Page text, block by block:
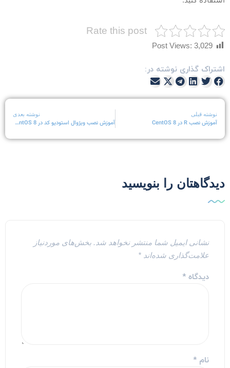
Rate this post
Post Views: 3,029
گذاری نوشته در:
نوشته قبلی
آموزش نصب R در CentOS 8
نوشته بعدی
آموزش نصب ویژوال استودیو کد در CentOS 8
را بنویسید
نشانی ایمیل شما منتشر نخواهد شد. بخش‌های موردنیاز
علامت‌گذاری شده‌اند*
دیدگاه*
نام*